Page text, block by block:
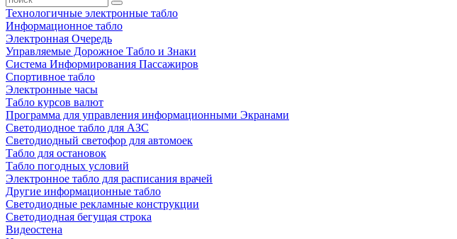
Технологичные электронные табло
Информационное табло
Электронная Очередь
Управляемые Дорожное Табло и Знаки
Система Информирования Пассажиров
Спортивное табло
Электронные часы
Табло курсов валют
Программа для управления информационными Экранами
Светодиодное табло для АЗС
Светодиодный светофор для автомоек
Табло для остановок
Табло погодных условий
Электронное табло для расписания врачей
Другие информационные табло
Светодиодные рекламные конструкции
Светодиодная бегущая строка
Видеостена